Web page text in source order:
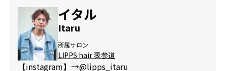
イタル
Itaru
所属サロン
LIPPS hair 表参道
【instagram】→@lipps_itaru